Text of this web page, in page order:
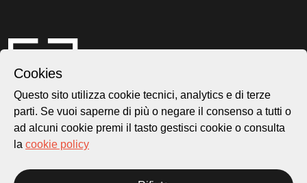
Cookies
Questo sito utilizza cookie tecnici, analytics e di terze
parti. Se vuoi saperne di più o negare il consenso a tutti o
ad alcuni cookie premi il tasto gestisci cookie o consulta
la cookie policy